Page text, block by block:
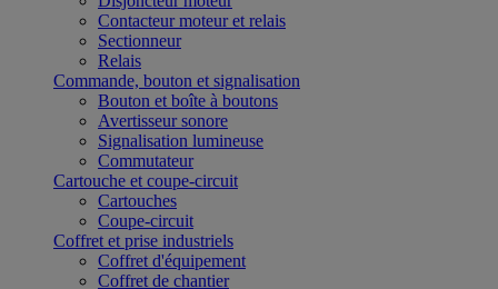
Contacteur moteur et relais
Sectionneur
Relais
Commande, bouton et signalisation
Bouton et boîte à boutons
Avertisseur sonore
Signalisation lumineuse
Commutateur
Cartouche et coupe-circuit
Cartouches
Coupe-circuit
Coffret et prise industriels
Coffret d'équipement
Coffret de chantier